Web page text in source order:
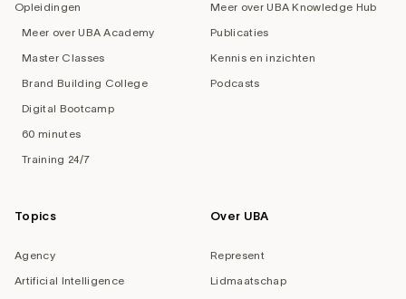
Opleidingen
Meer over UBA Academy
Master Classes
Brand Building College
Digital Bootcamp
60 minutes
Training 24/7
Meer over UBA Knowledge Hub
Publicaties
Kennis en inzichten
Podcasts
Topics
Agency
Artificial Intelligence
Over UBA
Represent
Lidmaatschap